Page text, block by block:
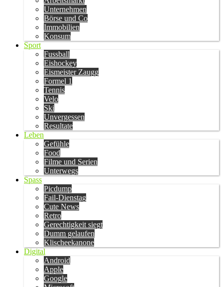
Unternehmen
Börse und Co
Immobilien
Konsum
Sport
Fussball
Eishockey
Eismeister Zaugg
Formel 1
Tennis
Velo
Ski
Unvergessen
Resultate
Leben
Gefühle
Food
Filme und Serien
Unterwegs
Spass
Picdump
Fail-Dienstag
Cute News
Retro
Gerechtigkeit siegt
Dumm gelaufen
Klischeekanone
Digital
Android
Apple
Google